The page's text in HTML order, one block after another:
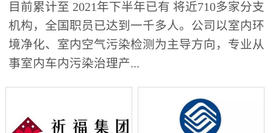
目前累计至 2021年下半年已有 将近710多家分支
机构，全国职员已达到一千多人。公司以室内环
境净化、室内空气污染检测为主导方向，专业从
事室内车内污染治理产...